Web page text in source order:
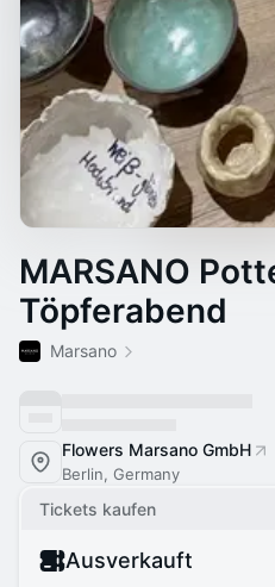
MARSANO
Töpferabend
Marsano
Flowers Marsano GmbH
Berlin, Germany
Tickets kaufen
Ausverkauft